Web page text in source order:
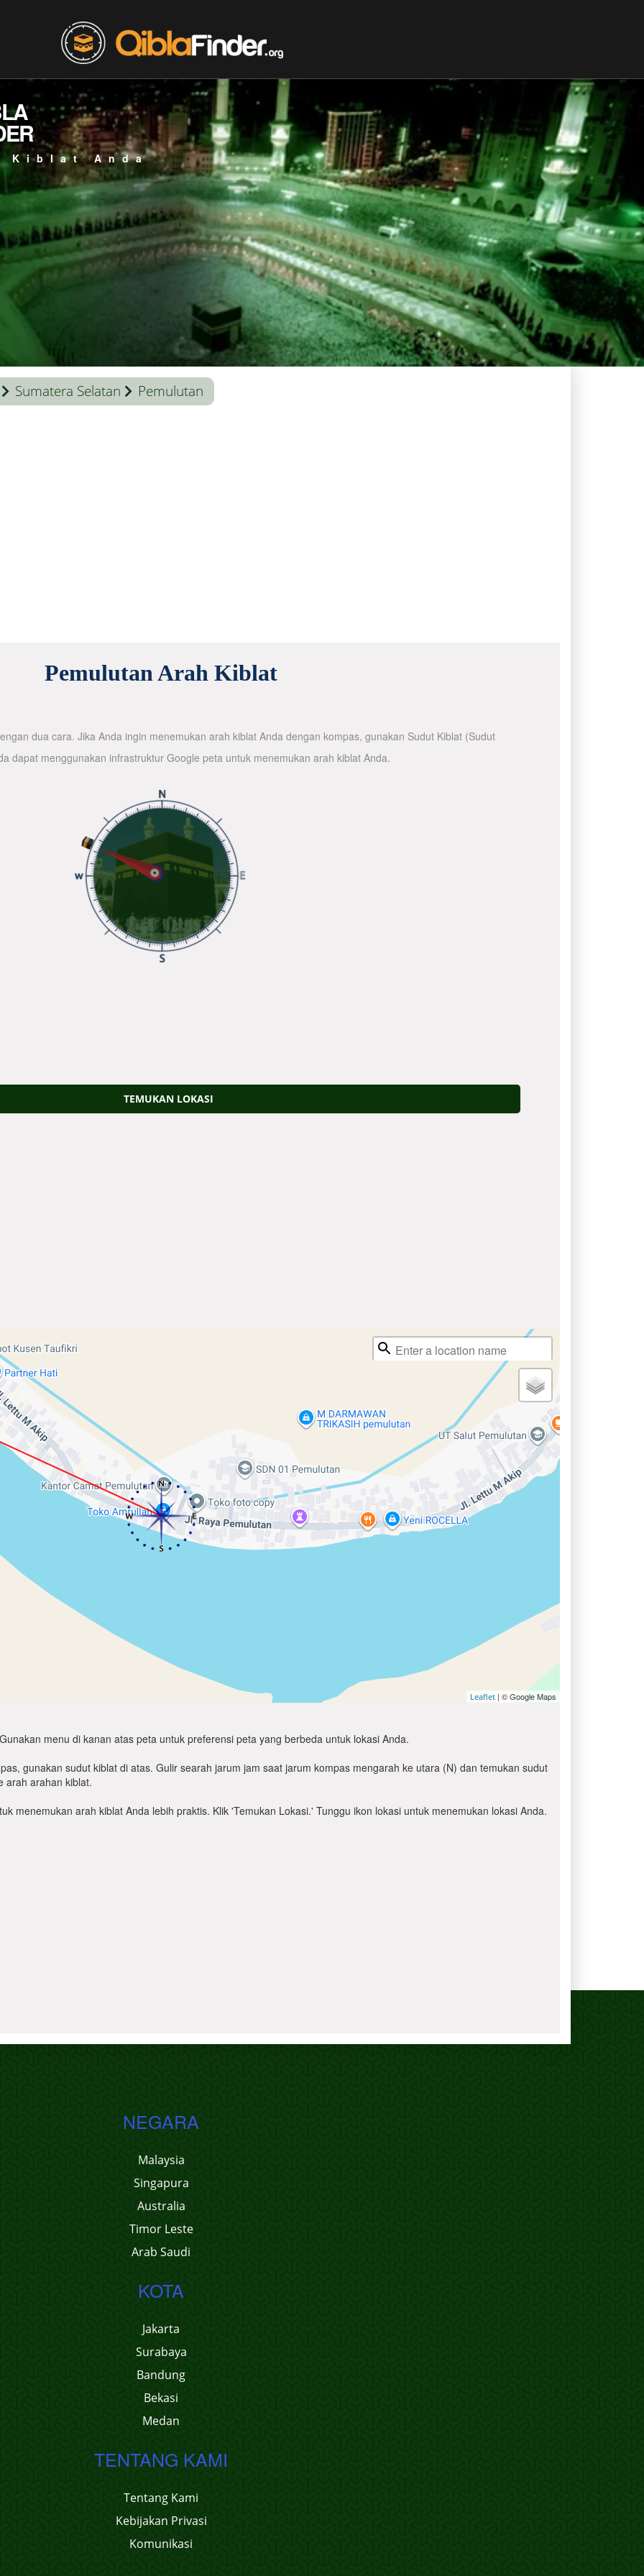
Kiblat Anda
Sumatera Selatan Pemulutan
Pemulutan Arah Kiblat
dua cara. Jika Anda ingin menemukan arah kiblat Anda dengan kompas, gunakan Sudut Kiblat (Sudut
dapat menggunakan infrastruktur Google peta untuk menemukan arah kiblat Anda.
TEMUKAN LOKASI
Leaflet | © Google Maps
menu di kanan atas peta untuk preferensi peta yang berbeda untuk lokasi Anda.
gunakan sudut kiblat di atas. Gulir searah jarum jam saat jarum kompas mengarah ke utara (N) dan temukan sudut
arah arahan kiblat.
menemukan arah kiblat Anda lebih praktis. Klik 'Temukan Lokasi.' Tunggu ikon lokasi untuk menemukan lokasi Anda.
NEGARA
Malaysia
Singapura
Australia
Timor Leste
Arab Saudi
KOTA
Jakarta
Surabaya
Bandung
Bekasi
Medan
TENTANG KAMI
Tentang Kami
Kebijakan Privasi
Komunikasi